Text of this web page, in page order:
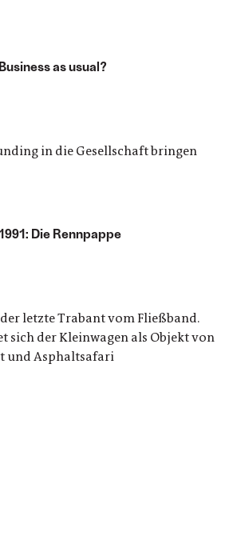
Business as usual?
in die Gesellschaft bringen
Die Rennpappe
letzte Trabant vom Fließband.
sich der Kleinwagen als Objekt von
und Asphaltsafari